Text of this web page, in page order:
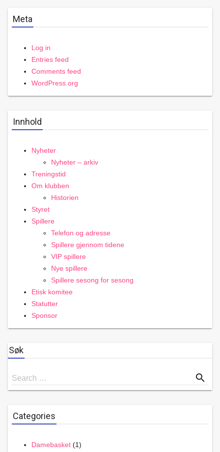
Meta
Log in
Entries feed
Comments feed
WordPress.org
Innhold
Nyheter
Nyheter – arkiv
Treningstid
Om klubben
Historien
Styret
Spillere
Telefon og adresse
Spillere gjennom tidene
VIP spillere
Nye spillere
Spillere sesong for sesong
Etisk komitee
Statutter
Sponsor
Søk
Search
for
Search … search
Categories
Damebasket (1)